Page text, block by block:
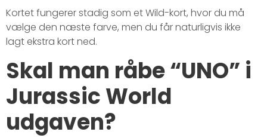
Kortet fungerer stadig som et Wild-kort, hvor du må
vælge den næste farve, men du får naturligvis ikke
lagt ekstra kort ned.
Skal man råbe “UNO” i
Jurassic World
udgaven?